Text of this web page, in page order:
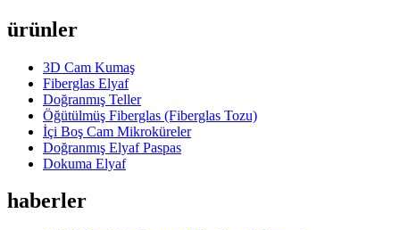
ürünler
3D Cam Kumaş
Fiberglas Elyaf
Doğranmış Teller
Öğütülmüş Fiberglas (Fiberglas Tozu)
İçi Boş Cam Mikroküreler
Doğranmış Elyaf Paspas
Dokuma Elyaf
haberler